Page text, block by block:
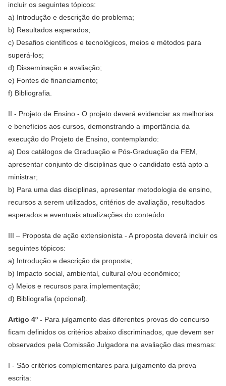
incluir os seguintes tópicos:
a) Introdução e descrição do problema;
b) Resultados esperados;
c) Desafios científicos e tecnológicos, meios e métodos para
superá-los;
d) Disseminação e avaliação;
e) Fontes de financiamento;
f) Bibliografia.
II - Projeto de Ensino - O projeto deverá evidenciar as melhorias
e benefícios aos cursos, demonstrando a importância da
execução do Projeto de Ensino, contemplando:
a) Dos catálogos de Graduação e Pós-Graduação da FEM,
apresentar conjunto de disciplinas que o candidato está apto a
ministrar;
b) Para uma das disciplinas, apresentar metodologia de ensino,
recursos a serem utilizados, critérios de avaliação, resultados
esperados e eventuais atualizações do conteúdo.
III – Proposta de ação extensionista - A proposta deverá incluir os
seguintes tópicos:
a) Introdução e descrição da proposta;
b) Impacto social, ambiental, cultural e/ou econômico;
c) Meios e recursos para implementação;
d) Bibliografia (opcional).
Artigo 4º - Para julgamento das diferentes provas do concurso
ficam definidos os critérios abaixo discriminados, que devem ser
observados pela Comissão Julgadora na avaliação das mesmas:
I - São critérios complementares para julgamento da prova
escrita: